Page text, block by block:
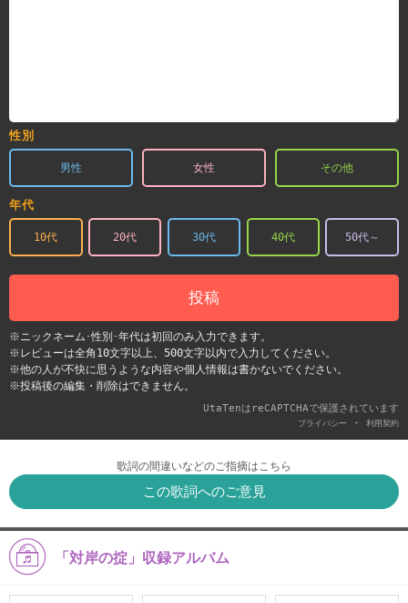
性別
男性 女性 その他
年代
10代 20代 30代 40代 50代～
投稿
※ニックネーム･性別･年代は初回のみ入力できます。
※レビューは全角10文字以上、500文字以内で入力してください。
※他の人が不快に思うような内容や個人情報は書かないでください。
※投稿後の編集・削除はできません。
UtaTenはreCAPTCHAで保護されています
プライバシー - 利用契約
歌詞の間違いなどのご指摘はこちら
この歌詞へのご意見
「対岸の掟」収録アルバム